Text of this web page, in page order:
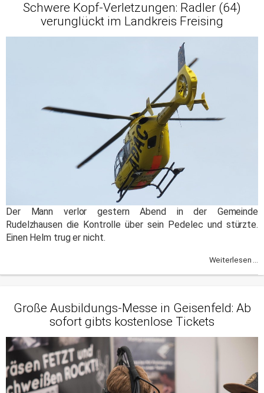
Schwere Kopf-Verletzungen: Radler (64)
verunglückt im Landkreis Freising
Der Mann verlor gestern Abend in der Gemeinde
Rudelzhausen die Kontrolle über sein Pedelec und stürzte.
Einen Helm trug er nicht.
Weiterlesen ...
Große Ausbildungs-Messe in Geisenfeld: Ab
sofort gibts kostenlose Tickets